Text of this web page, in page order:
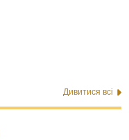
Дивитися всі